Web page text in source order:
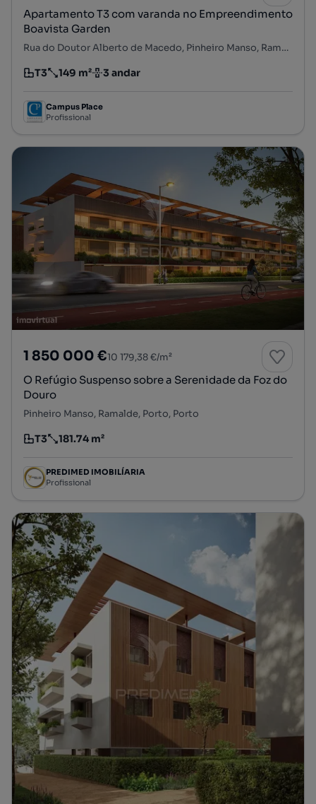
Apartamento T3 com varanda no Empreendimento
Boavista Garden
Rua do Doutor Alberto de Macedo, Pinheiro Manso, Ramalde, Porto, Porto
Tipologia
T3
Preço por metro quadrado
149 m²
Andar 3 andar
Campus Place
Profissional
1 850 000 €10 179,38 €/m²
O Refúgio Suspenso sobre a Serenidade da Foz do
Douro
Pinheiro Manso, Ramalde, Porto, Porto
Tipologia
T3
Preço por metro quadrado
181.74 m²
PREDIMED IMOBILÍARIA
Profissional